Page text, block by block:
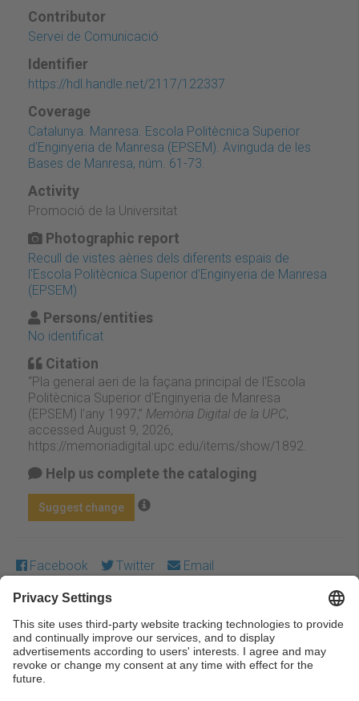
Contributor
Servei de Comunicació
Identifier
https://hdl.handle.net/2117/122337
Coverage
Catalunya. Manresa. Escola Politècnica Superior
d'Enginyeria de Manresa (EPSEM). Avinguda de les
Bases de Manresa, núm. 61-73.
Activity
Promoció de la Universitat
Photographic report
Recull de vistes aèries dels diferents espais de
l'Escola Politècnica Superior d'Enginyeria de Manresa
(EPSEM)
Persons/entities
No identificat
Citation
“Pla general aeri de la façana principal de l'Escola
Politècnica Superior d'Enginyeria de Manresa
(EPSEM) l'any 1997,” Memòria Digital de la UPC,
accessed August 9, 2026,
https://memoriadigital.upc.edu/items/show/1892
Help us complete the cataloging
Suggest change
Facebook Twitter Email
Except where otherwise noted, content on this work is
licensed under a Creative Commons license:Attribution-
NonCommercial-NoDerivs 3.0 Spain